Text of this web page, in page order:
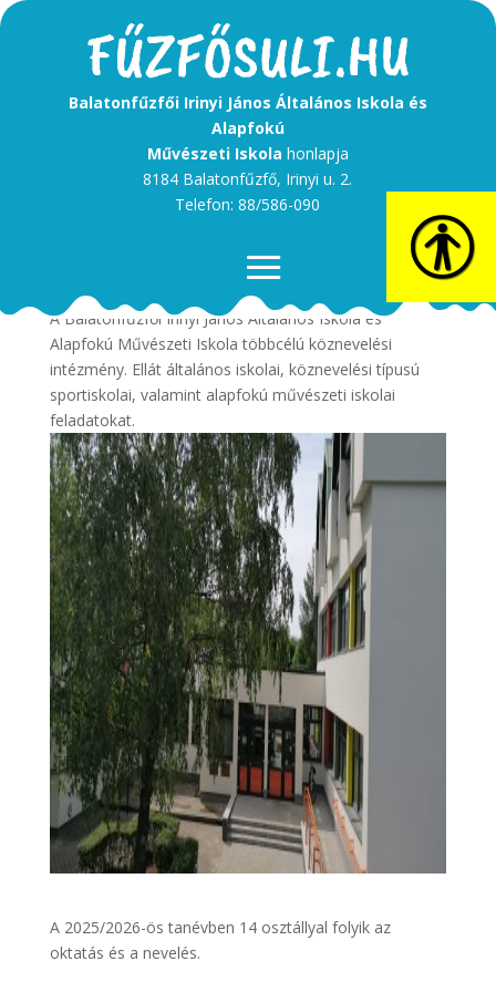
Balatonfűzfői Irinyi János Általános Iskola és
Alapfokú
Művészeti Iskola honlapja
8184 Balatonfűzfő, Irinyi u. 2.
Telefon: 88/586-090
A Balatonfűzfői Irinyi János Általános Iskola és
Alapfokú Művészeti Iskola többcélú köznevelési
intézmény. Ellát általános iskolai, köznevelési típusú
sportiskolai, valamint alapfokú művészeti iskolai
feladatokat.
A 2025/2026-ös tanévben 14 osztállyal folyik az
oktatás és a nevelés.